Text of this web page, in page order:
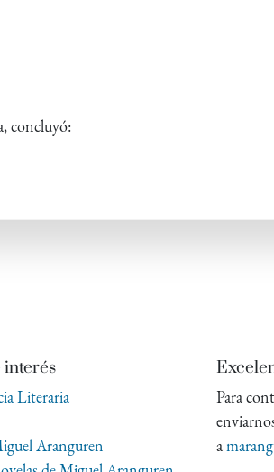
concluyó:
interés
Literaria
Aranguren
Para
a